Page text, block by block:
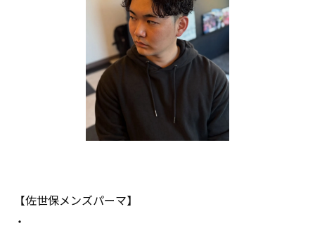
【佐世保メンズパーマ】
・